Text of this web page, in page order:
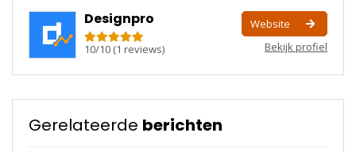
Designpro
10/10 (1 reviews)
Website
Bekijk profiel
Gerelateerde berichten